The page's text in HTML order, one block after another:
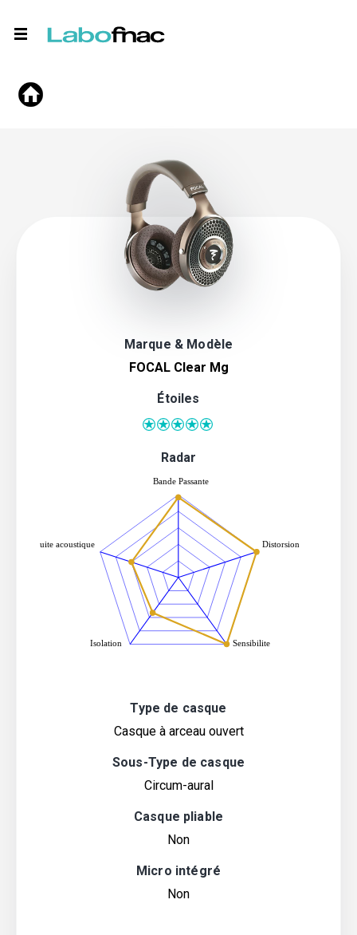
Marque & Modèle
FOCAL Clear Mg
Étoiles
Radar
Type de casque
Casque à arceau ouvert
Sous-Type de casque
Circum-aural
Casque pliable
Non
Micro intégré
Non